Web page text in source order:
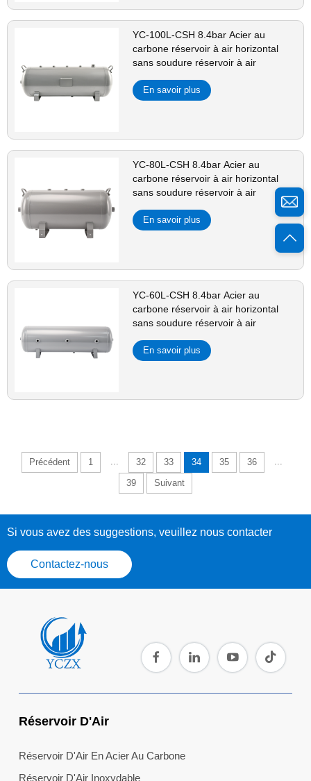
YC-100L-CSH 8.4bar Acier au
carbone réservoir à air horizontal
sans soudure réservoir à air
En savoir plus
YC-80L-CSH 8.4bar Acier au
carbone réservoir à air horizontal
sans soudure réservoir à air
En savoir plus
YC-60L-CSH 8.4bar Acier au
carbone réservoir à air horizontal
sans soudure réservoir à air
En savoir plus
Précédent 1 32 33 34 35 36
39 Suivant
Si vous avez des suggestions, veuillez nous contacter
Contactez-nous
Réservoir D'Air
Réservoir D'Air En Acier Au Carbone
Réservoir D'Air Inoxydable